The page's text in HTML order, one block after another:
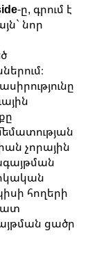
-ը, գրում է
նոր
չորային
հողերի
ցածր